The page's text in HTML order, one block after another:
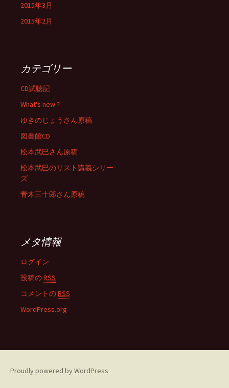
2015年3月
2015年2月
カテゴリー
CD試聴記
What's new ?
ゆきのじょうさん原稿
図書館CD
松本武巳さん原稿
松本武巳のリスト講義シリー
ズ
青木三十郎さん原稿
メタ情報
ログイン
投稿のRSS
コメントのRSS
WordPress.org
Proudly powered by WordPress